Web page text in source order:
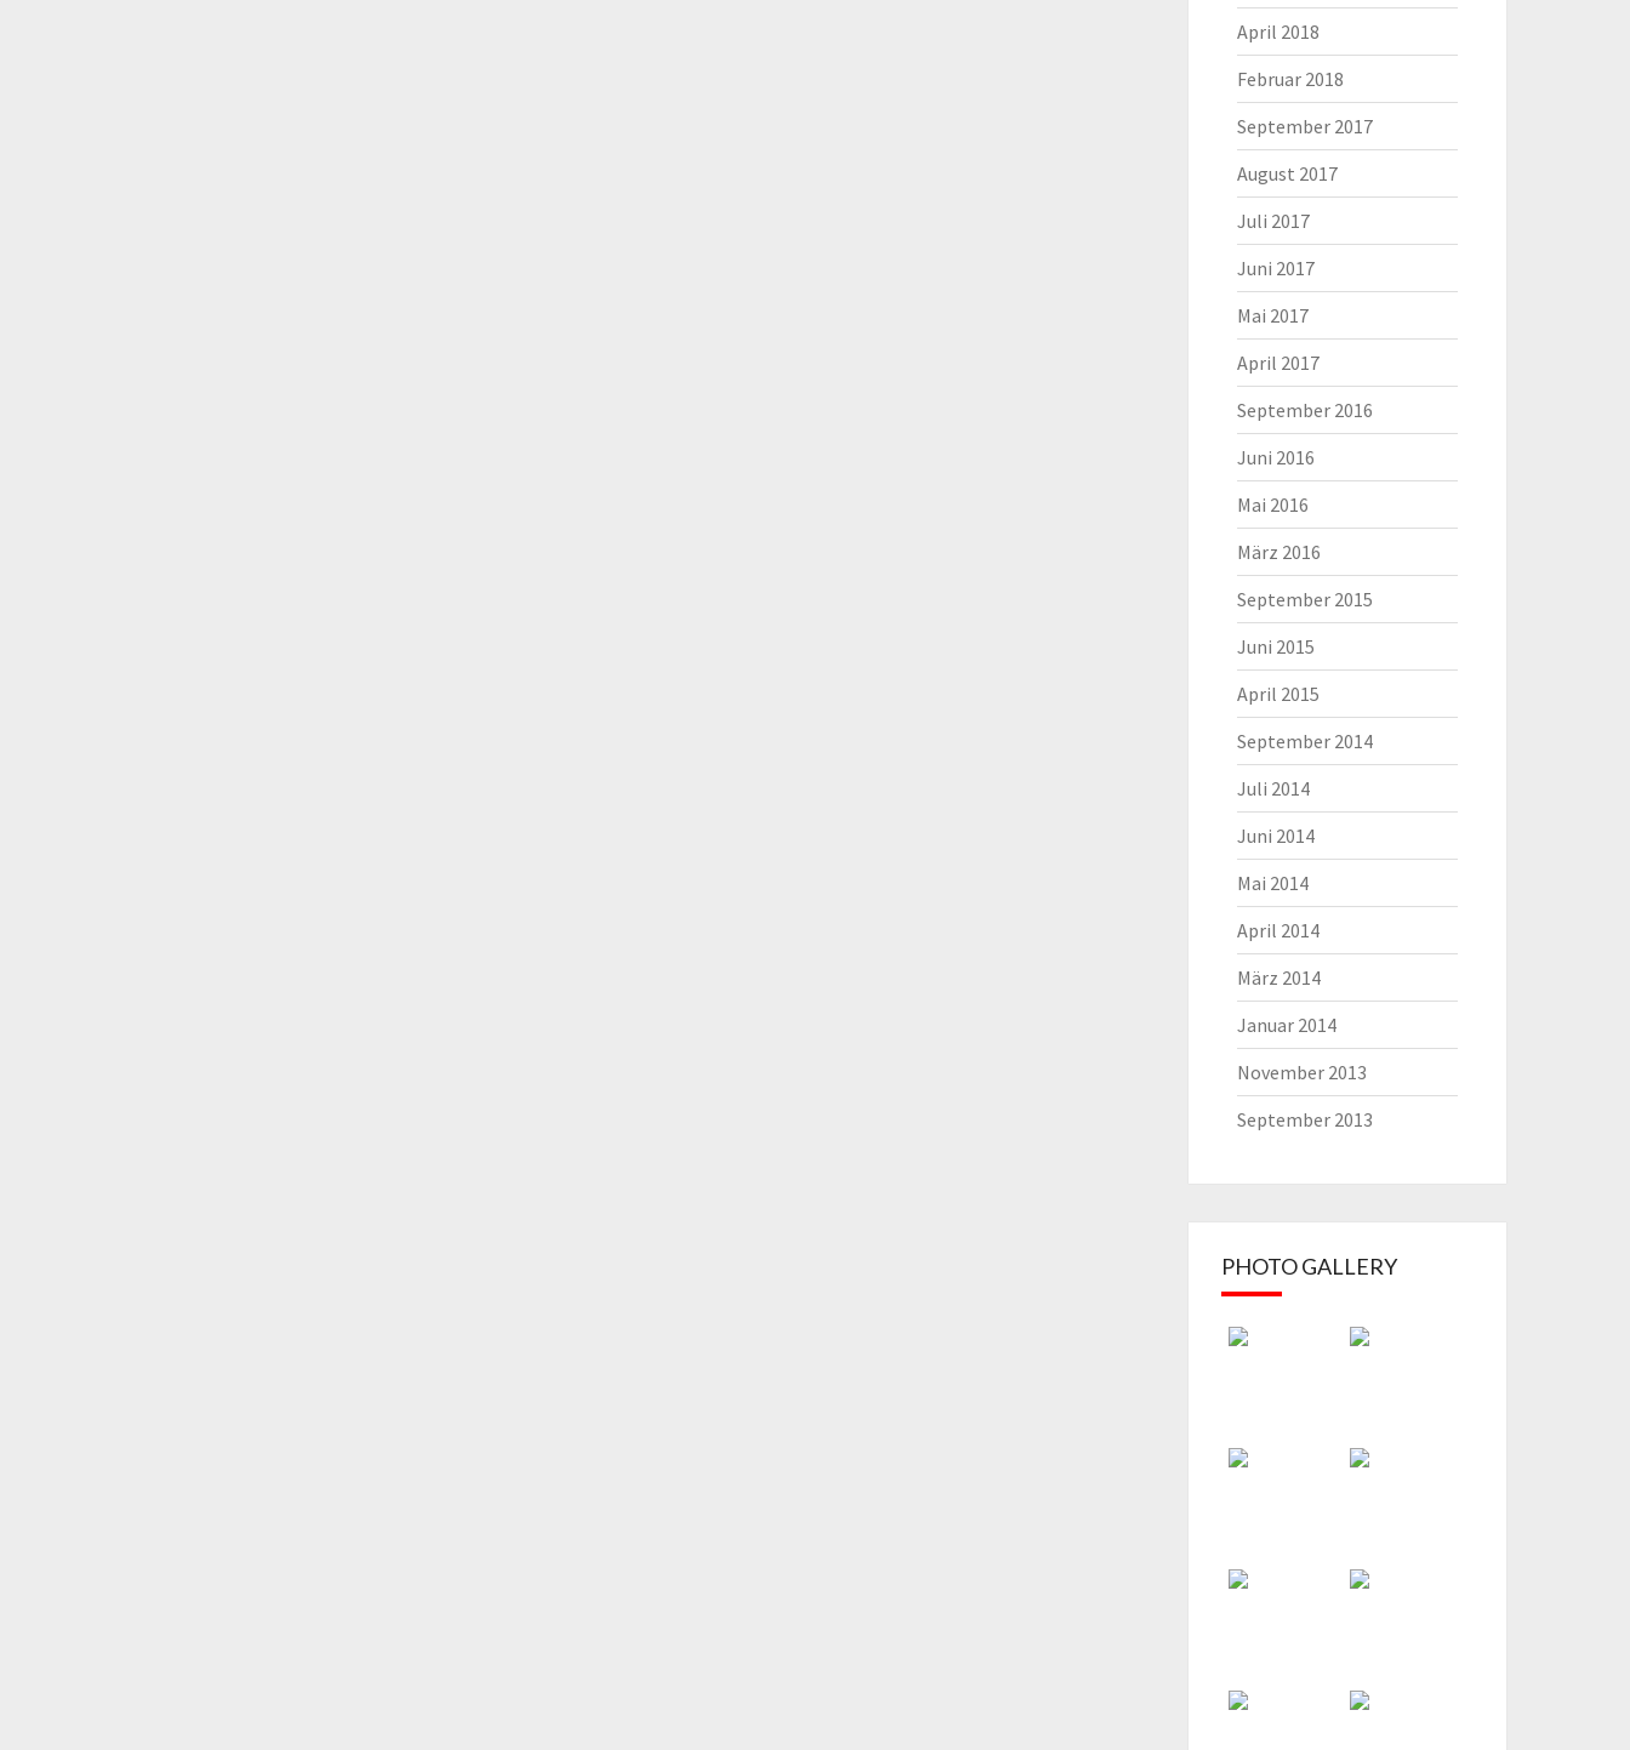
April 2018
Februar 2018
September 2017
August 2017
Juli 2017
Juni 2017
Mai 2017
April 2017
September 2016
Juni 2016
Mai 2016
März 2016
September 2015
Juni 2015
April 2015
September 2014
Juli 2014
Juni 2014
Mai 2014
April 2014
März 2014
Januar 2014
November 2013
September 2013
PHOTO GALLERY